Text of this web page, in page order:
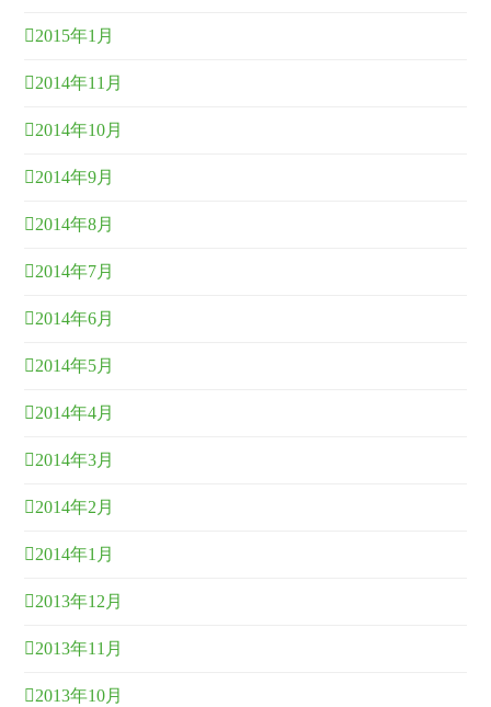
2015年1月
2014年11月
2014年10月
2014年9月
2014年8月
2014年7月
2014年6月
2014年5月
2014年4月
2014年3月
2014年2月
2014年1月
2013年12月
2013年11月
2013年10月